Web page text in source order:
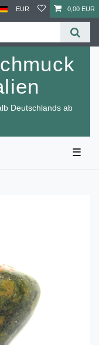
EUR 0,00 EUR
Deutschlands ab
☰